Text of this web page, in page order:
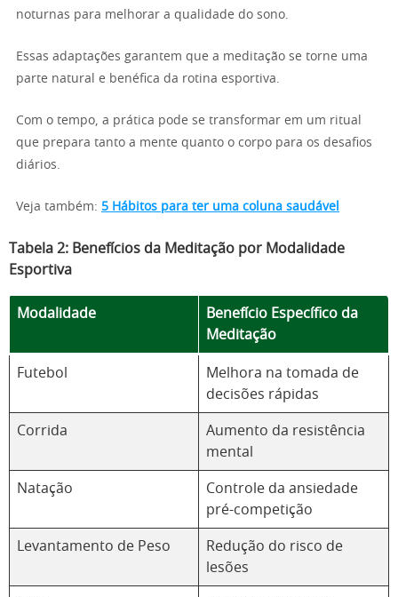
noturnas para melhorar a qualidade do sono.
Essas adaptações garantem que a meditação se torne uma
parte natural e benéfica da rotina esportiva.
Com o tempo, a prática pode se transformar em um ritual
que prepara tanto a mente quanto o corpo para os desafios
diários.
Veja também: 5 Hábitos para ter uma coluna saudável
Tabela 2: Benefícios da Meditação por Modalidade
Esportiva
Modalidade
Benefício Específico da
Meditação
Futebol
Melhora na tomada de
decisões rápidas
Corrida
Aumento da resistência
mental
Natação
Controle da ansiedade
pré-competição
Levantamento de Peso
Redução do risco de
lesões